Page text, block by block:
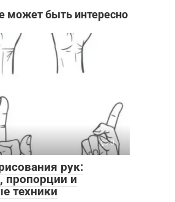
может быть интересно
0
рук:
пропорции и
техники